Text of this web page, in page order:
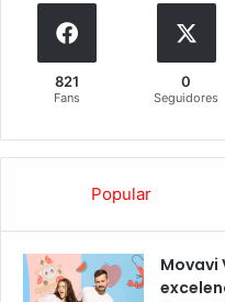
821
Fans
0
Seguidores
Popular
Movavi